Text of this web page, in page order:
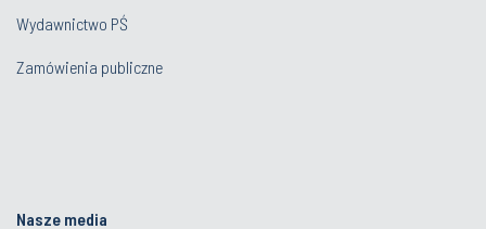
Wydawnictwo PŚ
Zamówienia publiczne
Nasze media